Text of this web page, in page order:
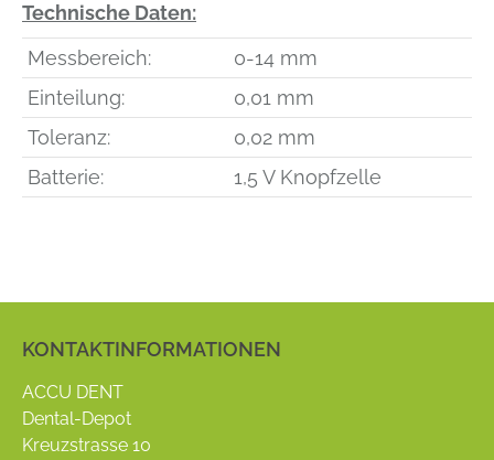
Technische Daten:
Messbereich:
0-14 mm
Einteilung:
0,01 mm
Toleranz:
0,02 mm
Batterie:
1,5 V Knopfzelle
KONTAKTINFORMATIONEN
ACCU DENT
Dental-Depot
Kreuzstrasse 10